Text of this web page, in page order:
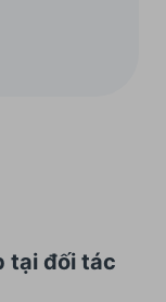
tại đối tác